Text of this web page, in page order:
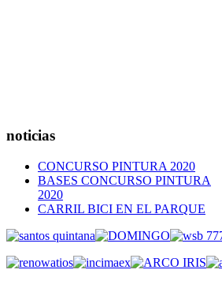
noticias
CONCURSO PINTURA 2020
BASES CONCURSO PINTURA
2020
CARRIL BICI EN EL PARQUE